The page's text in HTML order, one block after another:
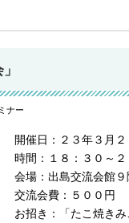
ナー
開催日：２３年３月２
時間：１８：３０～２
会場：出島交流会館９
交流会費：５００円
お招き：「たこ焼き